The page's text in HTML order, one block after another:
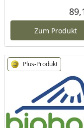
Zum Produkt
Plus-Produkt